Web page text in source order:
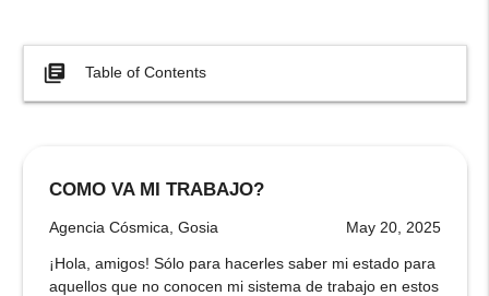
library_books Table of Contents
COMO VA MI TRABAJO?
Agencia Cósmica, Gosia May 20, 2025
¡Hola, amigos! Sólo para hacerles saber mi estado para
aquellos que no conocen mi sistema de trabajo en estos